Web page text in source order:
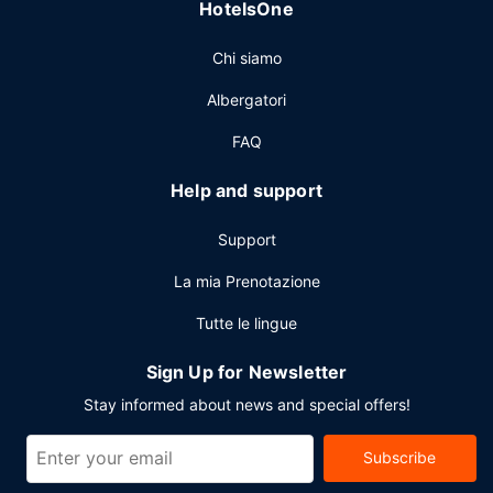
bar/caffetteria. Incontra gli altri ospiti al cocktail di
drink rinfrescante? Troverai un bar a bordo piscina e 2
bar/lounge. La colazione a buffet è disponibile a
pagamento tutti i giorni dalle ore 06:00 alle ore 10:30.
Potrai usufruire di accesso gratuito a Internet via cavo, un
business center e check-in veloce. Un hotel offre 9 sale
di ritiro e riconsegna auto gratuito è disponibile in loco.
HotelsOne
Chi siamo
Albergatori
FAQ
Help and support
Support
La mia Prenotazione
Tutte le lingue
Sign Up for Newsletter
Stay informed about news and special offers!
Subscribe